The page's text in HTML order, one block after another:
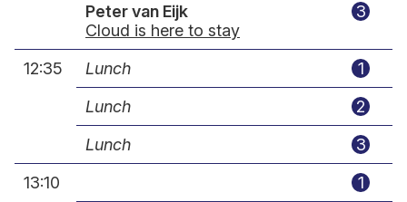
Peter van Eijk
Cloud is here to stay
3
12:35 Lunch
1
Lunch
2
Lunch
3
13:10
1